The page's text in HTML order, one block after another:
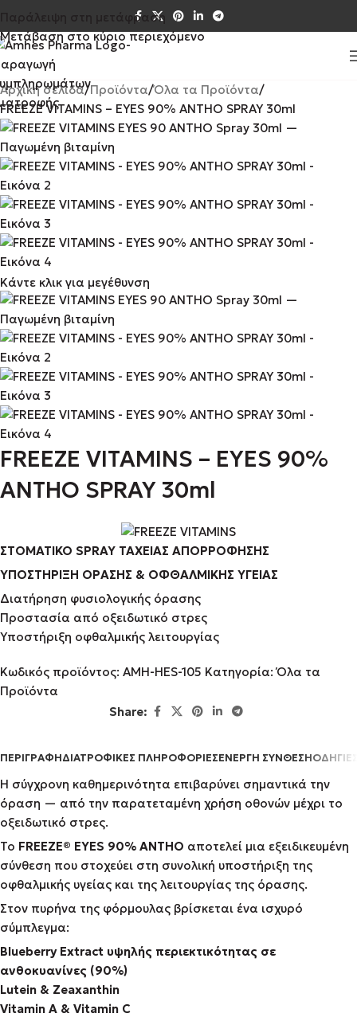
Παράλειψη στη μετάφραση
Μετάβαση στο κύριο περιεχόμενο
Αρχική σελίδα Προϊόντα Όλα τα Προϊόντα
FREEZE VITAMINS – EYES 90% ANTHO SPRAY 30ml
Κάντε κλικ για μεγέθυνση
FREEZE VITAMINS – EYES 90%
ANTHO SPRAY 30ml
ΣΤΟΜΑΤΙΚΟ SPRAY ΤΑΧΕΙΑΣ ΑΠΟΡΡΟΦΗΣΗΣ
ΥΠΟΣΤΗΡΙΞΗ ΟΡΑΣΗΣ & ΟΦΘΑΛΜΙΚΗΣ ΥΓΕΙΑΣ
Διατήρηση φυσιολογικής όρασης
Προστασία από οξειδωτικό στρες
Υποστήριξη οφθαλμικής λειτουργίας
Κωδικός προϊόντος: AMH-HES-105 Κατηγορία: Όλα τα
Προϊόντα
Share:
ΠΕΡΙΓΡΑΦΉΔΙΑΤΡΟΦΙΚΕΣ ΠΛΗΡΟΦΟΡΙΕΣΕΝΕΡΓΗ ΣΥΝΘΕΣΗ
Η σύγχρονη καθημερινότητα επιβαρύνει σημαντικά την
όραση — από την παρατεταμένη χρήση οθονών μέχρι το
οξειδωτικό στρες.
Το FREEZE® EYES 90% ANTHO αποτελεί μια εξειδικευμένη
σύνθεση που στοχεύει στη συνολική υποστήριξη της
οφθαλμικής υγείας και της λειτουργίας της όρασης.
Στον πυρήνα της φόρμουλας βρίσκεται ένα ισχυρό
σύμπλεγμα:
Blueberry Extract υψηλής περιεκτικότητας σε
ανθοκυανίνες (90%)
Lutein & Zeaxanthin
Vitamin A & Vitamin C